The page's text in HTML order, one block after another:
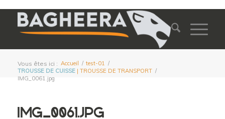
Vous êtes ici : Accueil / test-01 /
TROUSSE DE CUISSE| TROUSSE DE TRANSPORT /
IMG_0061.jpg
IMG_0061.JPG